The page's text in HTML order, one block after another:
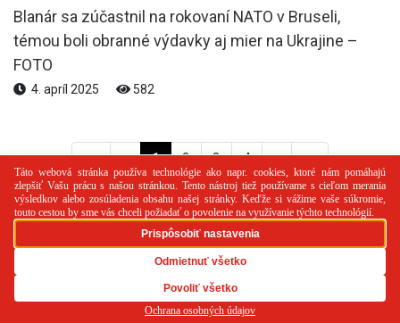
Blanár sa zúčastnil na rokovaní NATO v Bruseli,
témou boli obranné výdavky aj mier na Ukrajine –
FOTO
4. apríl 2025 582
<< < 1 2 3 4 > >>
PR článok
používania cookies
RSS